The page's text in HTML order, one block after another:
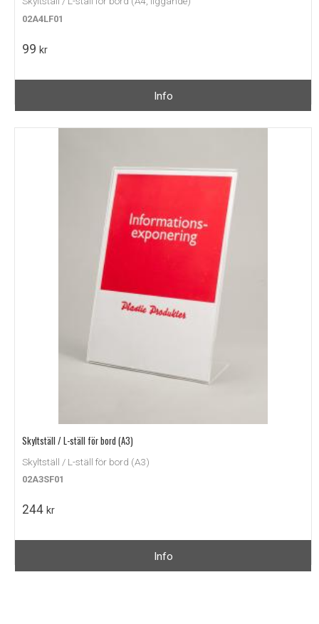
02A4LF01
99 kr
Info
Skyltställ / L-ställ för bord (A3)
Skyltställ / L-ställ för bord (A3)
02A3SF01
244 kr
Info